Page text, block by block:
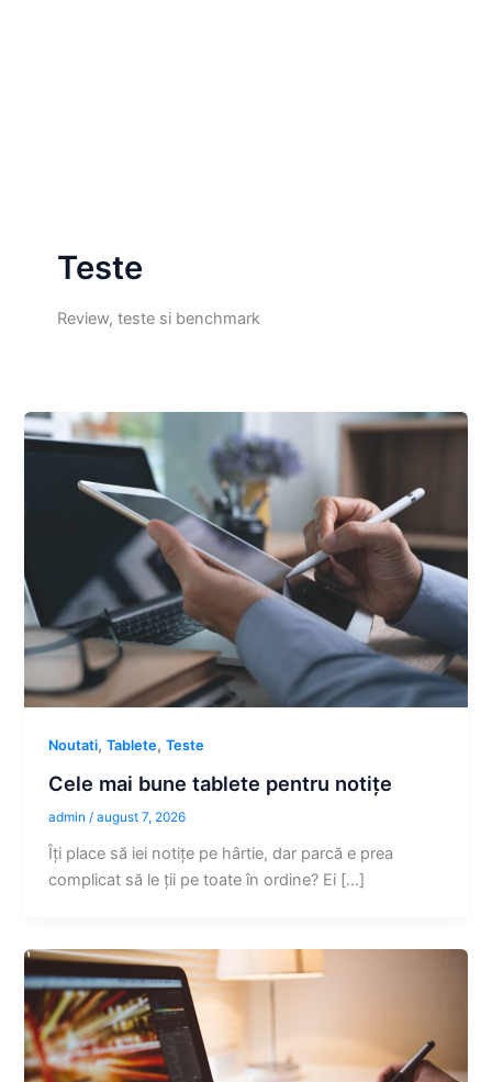
Teste
Review, teste si benchmark
Noutati,Tablete,Teste
Cele mai bune tablete pentru notițe
admin/august 7, 2026
Îți place să iei notițe pe hârtie, dar parcă e prea
complicat să le ții pe toate în ordine? Ei […]